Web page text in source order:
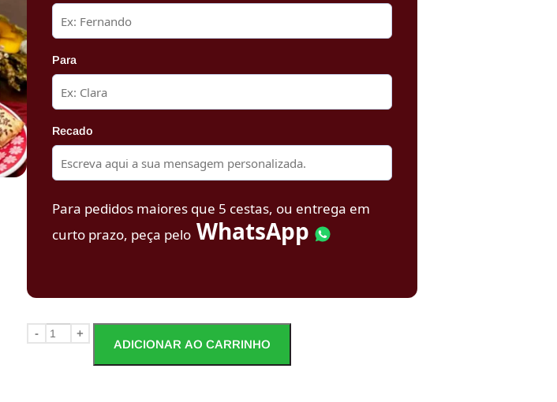
Para
Recado
Para pedidos maiores que 5 cestas, ou entrega em
curto prazo, peça pelo WhatsApp
-
+
ADICIONAR AO CARRINHO